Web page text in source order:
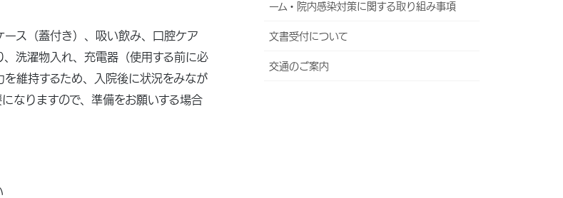
ス（蓋付き）、吸い飲み、口腔ケア
洗濯物入れ、充電器（使用する前に必
維持するため、入院後に状況をみなが
なりますので、準備をお願いする場合
ーム・院内感染対策に関する取り組み事項
文書受付について
交通のご案内